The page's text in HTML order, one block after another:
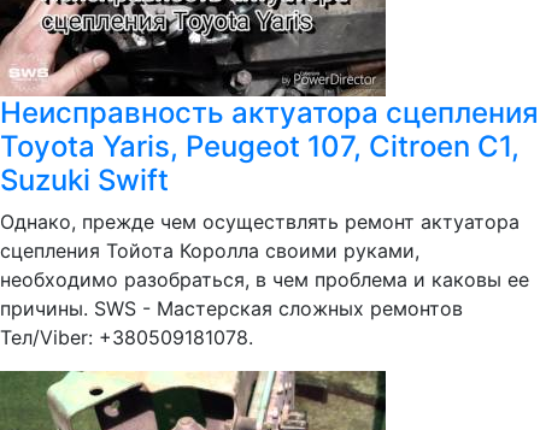
Неисправность актуатора сцепления
Toyota Yaris, Peugeot 107, Citroen C1,
Suzuki Swift
Однако, прежде чем осуществлять ремонт актуатора
сцепления Тойота Королла своими руками,
необходимо разобраться, в чем проблема и каковы ее
причины. SWS - Мастерская сложных ремонтов
Тел/Viber: +380509181078.